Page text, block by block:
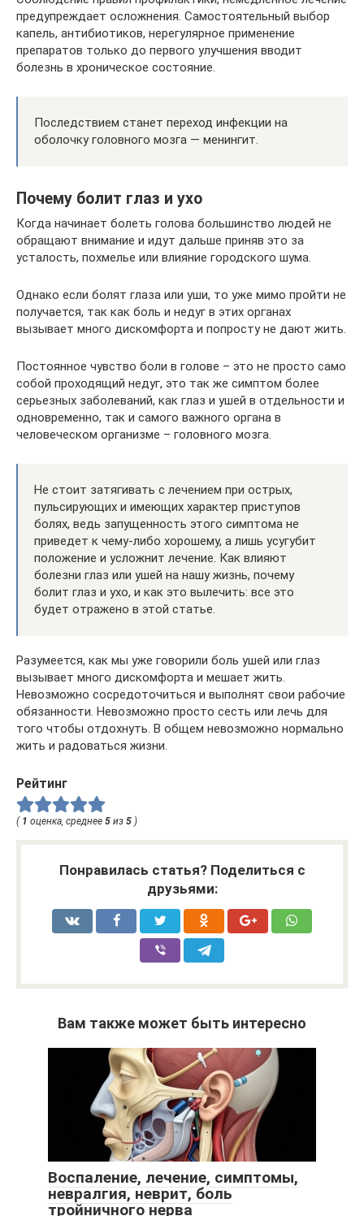
предупреждает осложнения. Самостоятельный выбор
капель, антибиотиков, нерегулярное применение
препаратов только до первого улучшения вводит
болезнь в хроническое состояние.
Последствием станет переход инфекции на
оболочку головного мозга — менингит.
Почему болит глаз и ухо
Когда начинает болеть голова большинство людей не
обращают внимание и идут дальше приняв это за
усталость, похмелье или влияние городского шума.
Однако если болят глаза или уши, то уже мимо пройти не
получается, так как боль и недуг в этих органах
вызывает много дискомфорта и попросту не дают жить.
Постоянное чувство боли в голове – это не просто само
собой проходящий недуг, это так же симптом более
серьезных заболеваний, как глаз и ушей в отдельности и
одновременно, так и самого важного органа в
человеческом организме – головного мозга.
Не стоит затягивать с лечением при острых,
пульсирующих и имеющих характер приступов
болях, ведь запущенность этого симптома не
приведет к чему-либо хорошему, а лишь усугубит
положение и усложнит лечение. Как влияют
болезни глаз или ушей на нашу жизнь, почему
болит глаз и ухо, и как это вылечить: все это
будет отражено в этой статье.
Разумеется, как мы уже говорили боль ушей или глаз
вызывает много дискомфорта и мешает жить.
Невозможно сосредоточиться и выполнят свои рабочие
обязанности. Невозможно просто сесть или лечь для
того чтобы отдохнуть. В общем невозможно нормально
жить и радоваться жизни.
Рейтинг
( 1 оценка, среднее 5 из 5 )
Понравилась статья? Поделиться с
друзьями:
Вам также может быть интересно
Воспаление, лечение, симптомы,
невралгия, неврит, боль
тройничного нерва